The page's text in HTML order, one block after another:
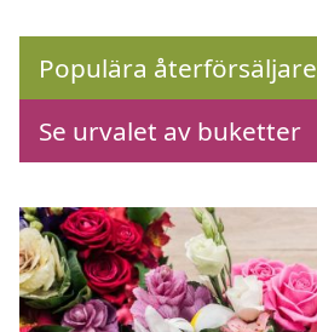
Populära återförsäljare
Se urvalet av buketter